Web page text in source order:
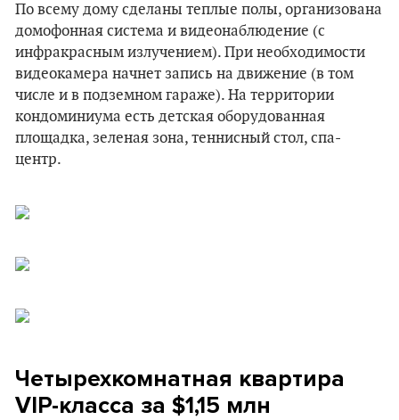
По всему дому сделаны теплые полы, организована
домофонная система и видеонаблюдение (с
инфракрасным излучением). При необходимости
видеокамера начнет запись на движение (в том
числе и в подземном гараже). На территории
кондоминиума есть детская оборудованная
площадка, зеленая зона, теннисный стол, спа-
центр.
Четырехкомнатная квартира
VIP-класса за $1,15 млн